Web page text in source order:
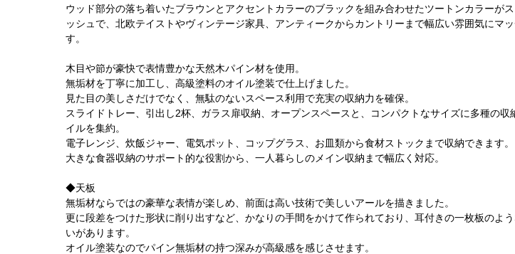
ウッド部分の落ち着いたブラウンとアクセントカラーのブラックを組み合わせたツートンカラーがス
ッシュで、北欧テイストやヴィンテージ家具、アンティークからカントリーまで幅広い雰囲気にマッ
す。
木目や節が豪快で表情豊かな天然木パイン材を使用。
無垢材を丁寧に加工し、高級塗料のオイル塗装で仕上げました。
見た目の美しさだけでなく、無駄のないスペース利用で充実の収納力を確保。
スライドトレー、引出し2杯、ガラス扉収納、オープンスペースと、コンパクトなサイズに多種の収
イルを集約。
電子レンジ、炊飯ジャー、電気ポット、コップグラス、お皿類から食材ストックまで収納できます。
大きな食器収納のサポート的な役割から、一人暮らしのメイン収納まで幅広く対応。
◆天板
無垢材ならではの豪華な表情が楽しめ、前面は高い技術で美しいアールを描きました。
更に段差をつけた形状に削り出すなど、かなりの手間をかけて作られており、耳付きの一枚板のよ
いがあります。
オイル塗装なのでパイン無垢材の持つ深みが高級感を感じさせます。